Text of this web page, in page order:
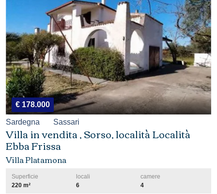
€ 178.000
Sardegna Sassari
Villa in vendita , Sorso, località Località
Ebba Frissa
Villa Platamona
Superficie
220 m²
locali
6
camere
4